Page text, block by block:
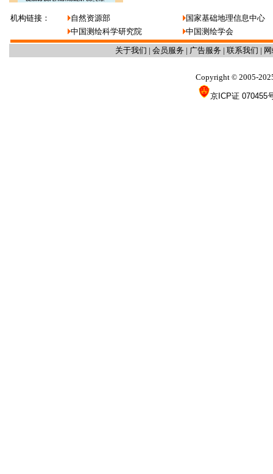
机构链接： 自然资源部
国家基础地理信息中心
中国测绘科学研究院
中国测绘学会
关于我们 | 会员服务 | 广告服务 | 联系我们 |
Copyright © 2005-
京ICP证 070455